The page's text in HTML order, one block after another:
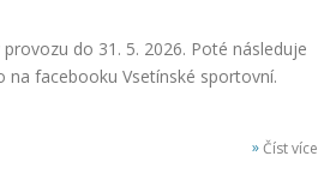
do 31. 5. 2026. Poté následuje
na facebooku Vsetínské sportovní.
»Číst více